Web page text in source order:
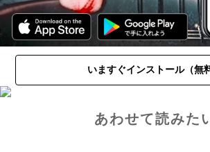
いますぐインストール（無
あわせて読みた